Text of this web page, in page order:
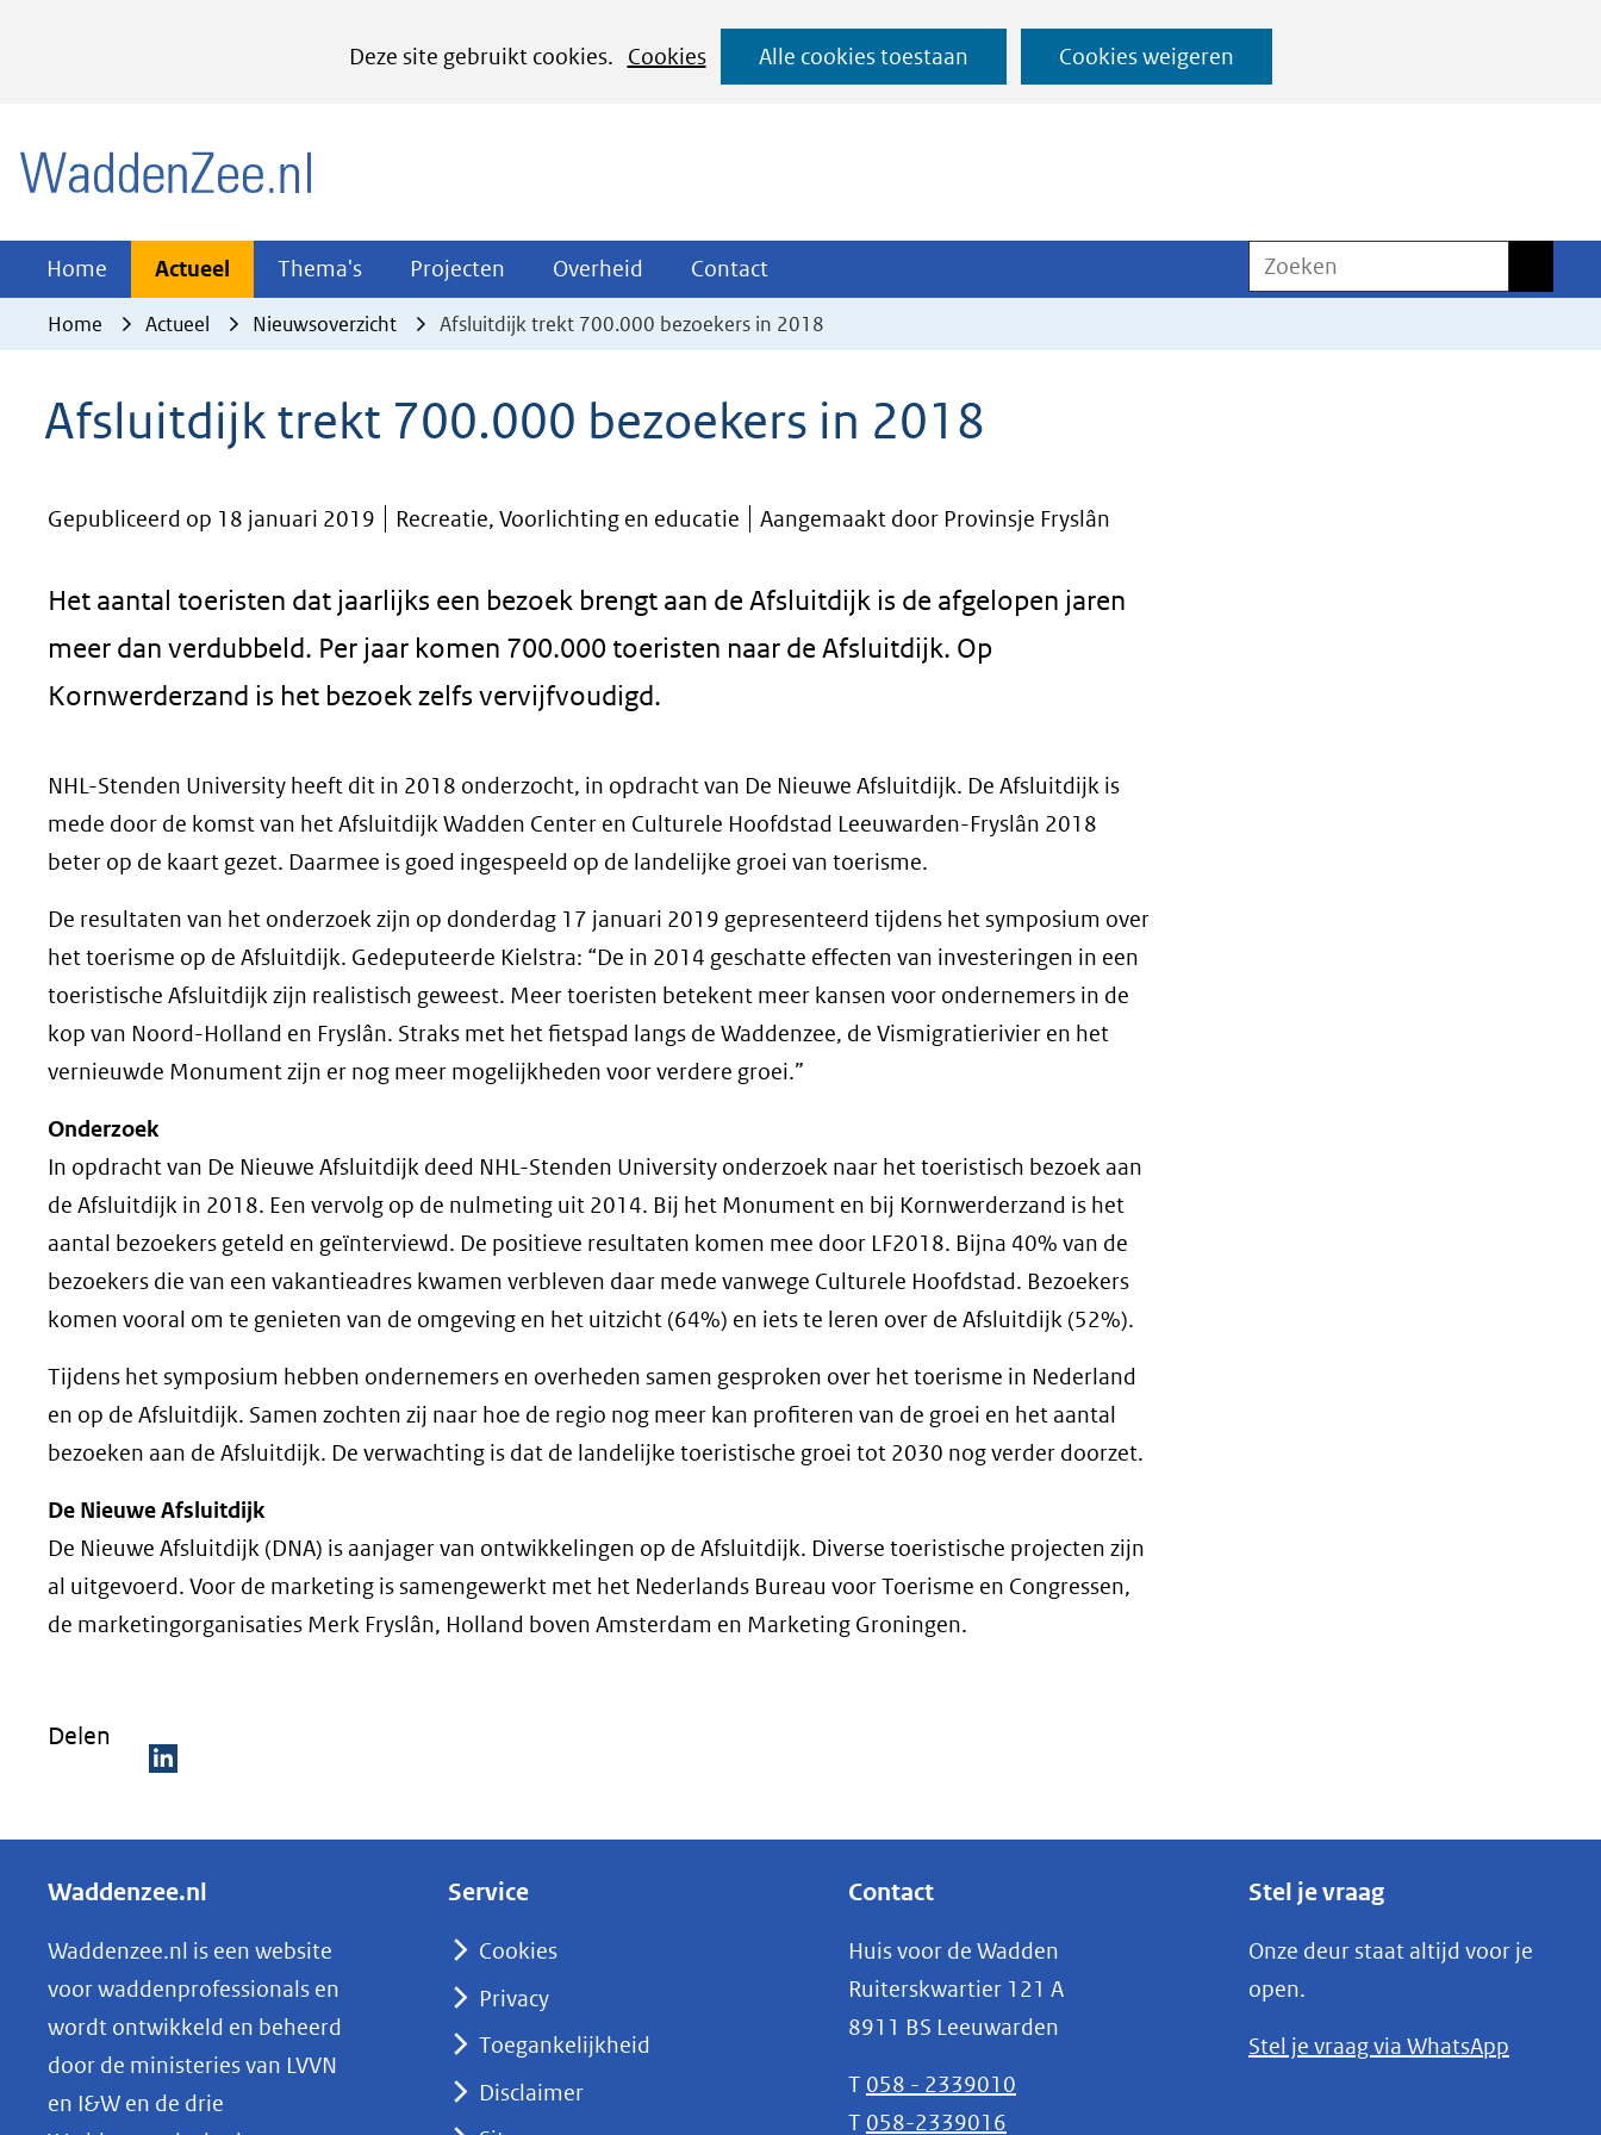
Deze site gebruikt cookies.
Cookies
het
cookies
website
worden
Alle cookies toestaan Cookies weigeren
Ga
naar
Home Actueel Actueel
Uitklappen
Thema's Thema's
Uitklappen
Projecten Projecten
Uitklappen
Overheid Overheid
Uitklappen
Contact
Uitklappen
Zoeken
Home Actueel Nieuwsoverzicht Afsluitdijk trekt 700.000 bezoekers in 2018
Afsluitdijk trekt 700.000 bezoekers in 2018
Gepubliceerd op 18 januari 2019 Recreatie, Voorlichting en educatie Aangemaakt door Provinsje Fryslân
Het aantal toeristen dat jaarlijks een bezoek brengt aan de Afsluitdijk is de afgelopen jaren
meer dan verdubbeld. Per jaar komen 700.000 toeristen naar de Afsluitdijk. Op
Kornwerderzand is het bezoek zelfs vervijfvoudigd.
NHL-Stenden University heeft dit in 2018 onderzocht, in opdracht van De Nieuwe Afsluitdijk. De Afsluitdijk is
mede door de komst van het Afsluitdijk Wadden Center en Culturele Hoofdstad Leeuwarden-Fryslân 2018
beter op de kaart gezet. Daarmee is goed ingespeeld op de landelijke groei van toerisme.
De resultaten van het onderzoek zijn op donderdag 17 januari 2019 gepresenteerd tijdens het symposium over
het toerisme op de Afsluitdijk. Gedeputeerde Kielstra: “De in 2014 geschatte effecten van investeringen in een
toeristische Afsluitdijk zijn realistisch geweest. Meer toeristen betekent meer kansen voor ondernemers in de
kop van Noord-Holland en Fryslân. Straks met het fietspad langs de Waddenzee, de Vismigratierivier en het
vernieuwde Monument zijn er nog meer mogelijkheden voor verdere groei.”
Onderzoek
In opdracht van De Nieuwe Afsluitdijk deed NHL-Stenden University onderzoek naar het toeristisch bezoek aan
de Afsluitdijk in 2018. Een vervolg op de nulmeting uit 2014. Bij het Monument en bij Kornwerderzand is het
aantal bezoekers geteld en geïnterviewd. De positieve resultaten komen mee door LF2018. Bijna 40% van de
bezoekers die van een vakantieadres kwamen verbleven daar mede vanwege Culturele Hoofdstad. Bezoekers
komen vooral om te genieten van de omgeving en het uitzicht (64%) en iets te leren over de Afsluitdijk (52%).
Tijdens het symposium hebben ondernemers en overheden samen gesproken over het toerisme in Nederland
en op de Afsluitdijk. Samen zochten zij naar hoe de regio nog meer kan profiteren van de groei en het aantal
bezoeken aan de Afsluitdijk. De verwachting is dat de landelijke toeristische groei tot 2030 nog verder doorzet.
De Nieuwe Afsluitdijk
De Nieuwe Afsluitdijk (DNA) is aanjager van ontwikkelingen op de Afsluitdijk. Diverse toeristische projecten zijn
al uitgevoerd. Voor de marketing is samengewerkt met het Nederlands Bureau voor Toerisme en Congressen,
de marketingorganisaties Merk Fryslân, Holland boven Amsterdam en Marketing Groningen.
Delen
e
e
n
o
p
L
Waddenzee.nl
Waddenzee.nl is een website
voor waddenprofessionals en
wordt ontwikkeld en beheerd
door de ministeries van LVVN
en I&W en de drie
Service
Cookies
Privacy
Toegankelijkheid
Disclaimer
Contact
Huis voor de Wadden
Ruiterskwartier 121 A
8911 BS Leeuwarden
T 058 - 2339010
T 058-2339016
Stel je vraag
Onze deur staat altijd voor je
open.
Stel je vraag via WhatsApp